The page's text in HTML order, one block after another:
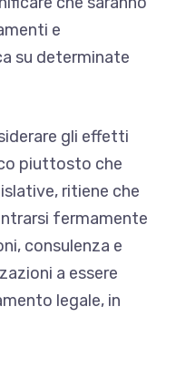
e
su determinate
gli effetti
piuttosto che
ritiene che
fermamente
consulenza e
a essere
legale, in